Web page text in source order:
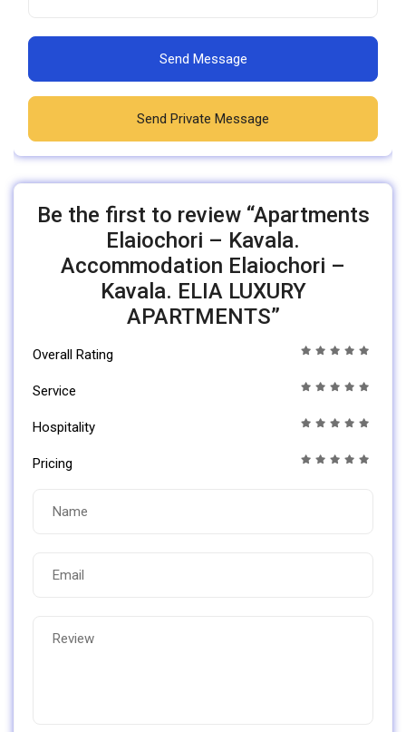
Send Message
Send Private Message
Be the first to review “Apartments
Elaiochori – Kavala.
Accommodation Elaiochori –
Kavala. ELIA LUXURY
APARTMENTS”
Overall Rating
Service
Hospitality
Pricing